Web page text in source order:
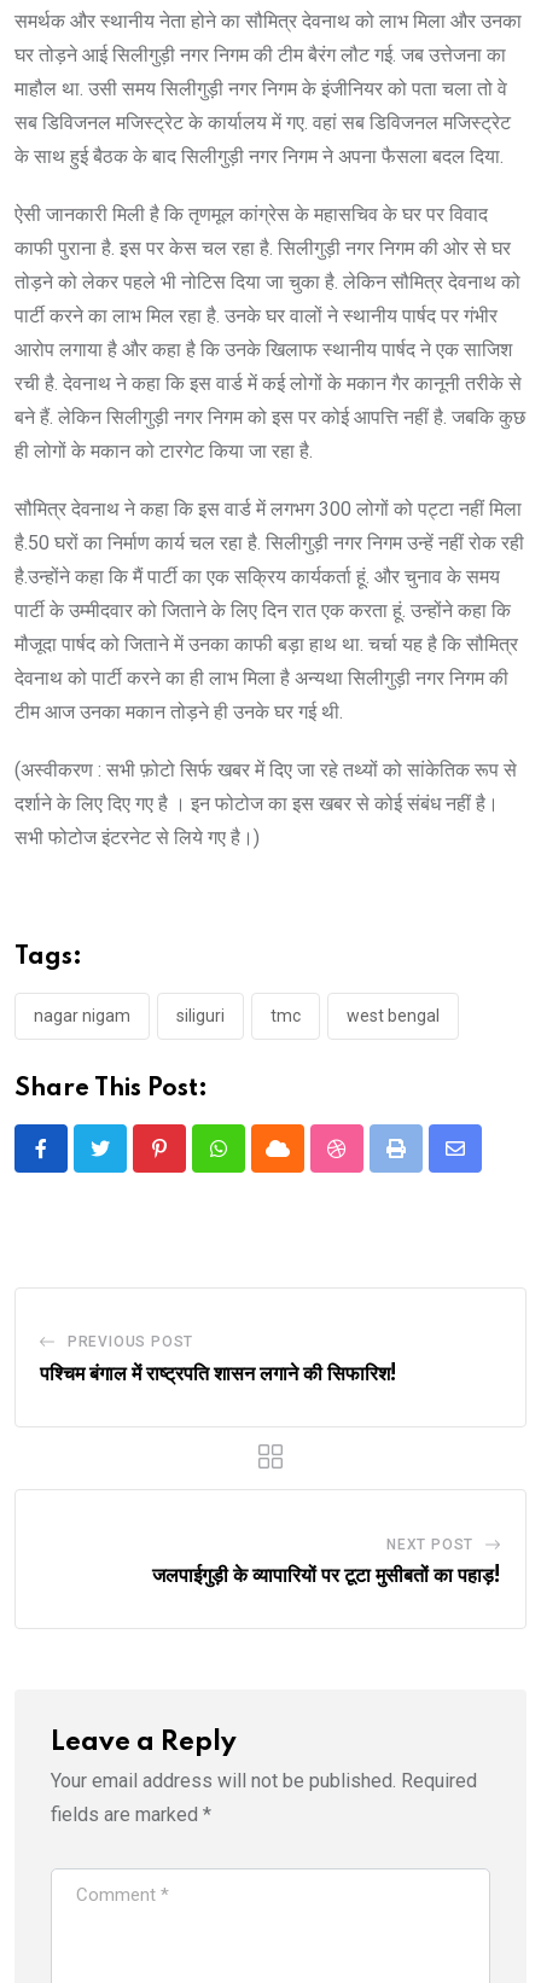
समर्थक और स्थानीय नेता होने का सौमित्र देवनाथ को लाभ मिला और उनका
घर तोड़ने आई सिलीगुड़ी नगर निगम की टीम बैरंग लौट गई. जब उत्तेजना का
माहौल था. उसी समय सिलीगुड़ी नगर निगम के इंजीनियर को पता चला तो वे
सब डिविजनल मजिस्ट्रेट के कार्यालय में गए. वहां सब डिविजनल मजिस्ट्रेट
के साथ हुई बैठक के बाद सिलीगुड़ी नगर निगम ने अपना फैसला बदल दिया.
ऐसी जानकारी मिली है कि तृणमूल कांग्रेस के महासचिव के घर पर विवाद
काफी पुराना है. इस पर केस चल रहा है. सिलीगुड़ी नगर निगम की ओर से घर
तोड़ने को लेकर पहले भी नोटिस दिया जा चुका है. लेकिन सौमित्र देवनाथ को
पार्टी करने का लाभ मिल रहा है. उनके घर वालों ने स्थानीय पार्षद पर गंभीर
आरोप लगाया है और कहा है कि उनके खिलाफ स्थानीय पार्षद ने एक साजिश
रची है. देवनाथ ने कहा कि इस वार्ड में कई लोगों के मकान गैर कानूनी तरीके से
बने हैं. लेकिन सिलीगुड़ी नगर निगम को इस पर कोई आपत्ति नहीं है. जबकि कुछ
ही लोगों के मकान को टारगेट किया जा रहा है.
सौमित्र देवनाथ ने कहा कि इस वार्ड में लगभग 300 लोगों को पट्टा नहीं मिला
है.50 घरों का निर्माण कार्य चल रहा है. सिलीगुड़ी नगर निगम उन्हें नहीं रोक रही
है.उन्होंने कहा कि मैं पार्टी का एक सक्रिय कार्यकर्ता हूं. और चुनाव के समय
पार्टी के उम्मीदवार को जिताने के लिए दिन रात एक करता हूं. उन्होंने कहा कि
मौजूदा पार्षद को जिताने में उनका काफी बड़ा हाथ था. चर्चा यह है कि सौमित्र
देवनाथ को पार्टी करने का ही लाभ मिला है अन्यथा सिलीगुड़ी नगर निगम की
टीम आज उनका मकान तोड़ने ही उनके घर गई थी.
(अस्वीकरण : सभी फ़ोटो सिर्फ खबर में दिए जा रहे तथ्यों को सांकेतिक रूप से
दर्शाने के लिए दिए गए है । इन फोटोज का इस खबर से कोई संबंध नहीं है।
सभी फोटोज इंटरनेट से लिये गए है।)
Tags:
nagar nigam siliguri tmc west bengal
Share This Post:
PinterestWhatsappCloud StumbleUpon
Print
Share
PREVIOUS POST
पश्चिम बंगाल में राष्ट्रपति शासन लगाने की सिफारिश!
NEXT POST
जलपाईगुड़ी के व्यापारियों पर टूटा मुसीबतों का पहाड़!
Leave a Reply
Your email address will not be published. Required
fields are marked *